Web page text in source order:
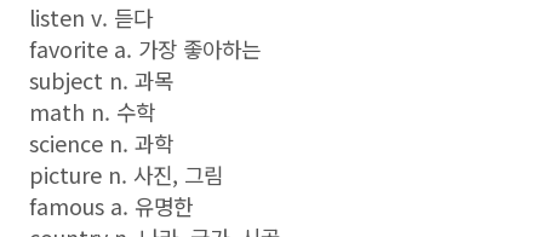
listen v. 듣다
favorite a. 가장 좋아하는
subject n. 과목
math n. 수학
science n. 과학
picture n. 사진, 그림
famous a. 유명한